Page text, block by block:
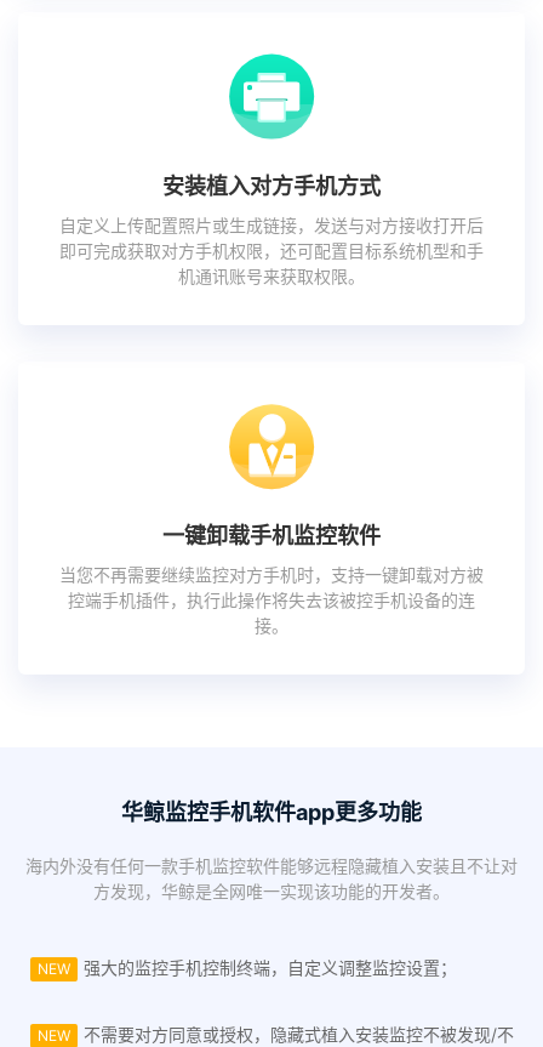
安装植入对方手机方式
自定义上传配置照片或生成链接，发送与对方接收打开后
即可完成获取对方手机权限，还可配置目标系统机型和手
机通讯账号来获取权限。
一键卸载手机监控软件
当您不再需要继续监控对方手机时，支持一键卸载对方被
控端手机插件，执行此操作将失去该被控手机设备的连
接。
华鲸监控手机软件app更多功能
海内外没有任何一款手机监控软件能够远程隐藏植入安装且不让对
方发现，华鲸是全网唯一实现该功能的开发者。
NEW 强大的监控手机控制终端，自定义调整监控设置；
NEW
不需要对方同意或授权，隐藏式植入安装监控不被发现/不